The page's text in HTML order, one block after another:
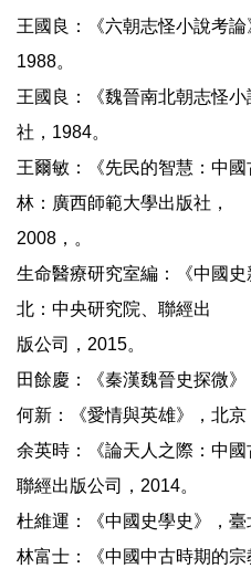
王國良：《六朝志怪小說考論
1988。
王國良：《魏晉南北朝志怪
社，1984。
王爾敏：《先民的智慧：中
林：廣西師範大學出版社，
2008，。
生命醫療研究室編：《中國
北：中央研究院、聯經出
版公司，2015。
田餘慶：《秦漢魏晉史探微》
何新：《愛情與英雄》，北京
余英時：《論天人之際：中
聯經出版公司，2014。
杜維運：《中國史學史》，臺
林富士：《中國中古時期的